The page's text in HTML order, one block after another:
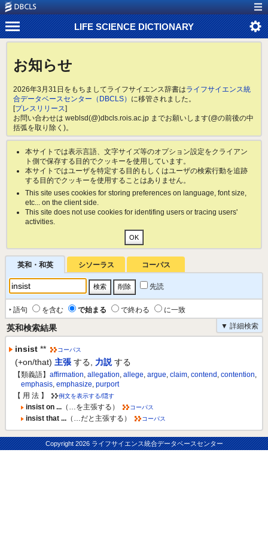
LIFE SCIENCE DICTIONARY
お知らせ
2026年3月31日をもちましてライフサイエンス辞書はライフサイエンス統
合データベースセンター（DBCLS） に移管されました。
[プレスリリース]
お問い合わせは weblsd(@)dbcls.rois.ac.jp までお願いします(@の前後の中
括弧を取り除く)。
本サイトでは表示言語、文字サイズ等のオプション設定をクライアン
ト側で保存する目的でクッキーを使用しています。
本サイトではユーザを特定する目的もしくはユーザの検索行動を追跡
する目的でクッキーを使用することはありません。
This site uses cookies for storing preferences on language, font size,
etc... on the client side.
This site does not use cookies for identifing users or tracing users'
activities.
英和・和英 シソーラス コーパス
先読
‣ 語句 を含む で始まる で終わる
に一致
▼ 詳細検索
英和検索結果
insist ** コーパス
(+on/that) 主張 する 力説 する
【類義語】 affirmation, allegation, allege, argue, claim, contend , contention,
emphasis, emphasize, purport
【 用 法 】
例文を表示する/隠す
insist on ... （…を主張する） コーパス
insist that ... （…だと主張する） コーパス
Copyright2026 ライフサイエンス統合データベースセンター